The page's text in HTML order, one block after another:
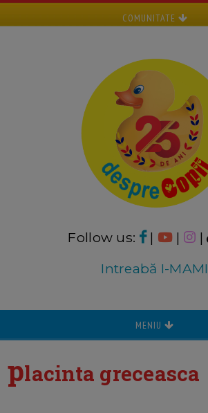
COMUNITATE
Follow us: | | |
Intreabă I-MAMI
MENIU
placinta greceasca